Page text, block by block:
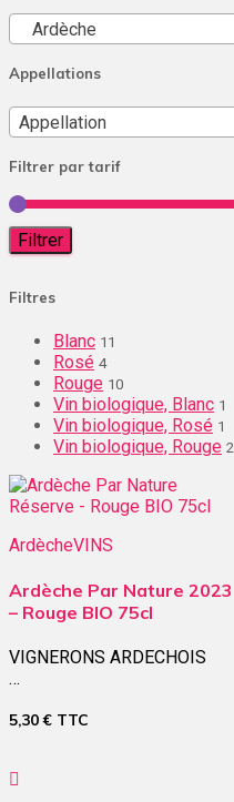
Ardèche
Appellations
Appellation
Filtrer par tarif
Filtrer
Filtres
Blanc 11
Rosé 4
Rouge 10
Vin biologique, Blanc 1
Vin biologique, Rosé 1
Vin biologique, Rouge 2
ArdècheVINS
Ardèche Par Nature 2023
– Rouge BIO 75cl
VIGNERONS ARDECHOIS
…
5,30€ TTC